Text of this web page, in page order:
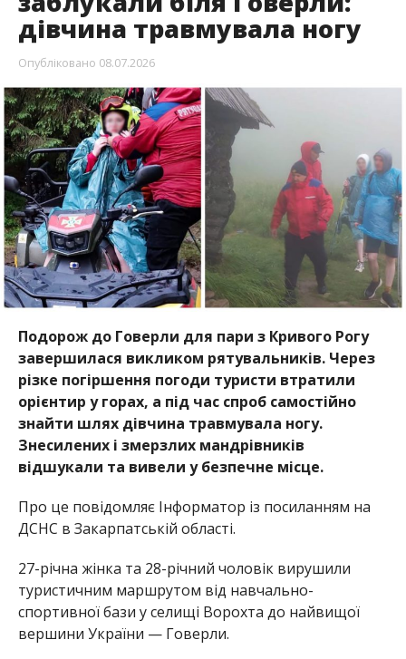
дівчина травмувала ногу
Опубліковано 08.07.2026
Подорож до Говерли для пари з Кривого Рогу
завершилася викликом рятувальників. Через
різке погіршення погоди туристи втратили
орієнтир у горах, а під час спроб самостійно
знайти шлях дівчина травмувала ногу.
Знесилених і змерзлих мандрівників
відшукали та вивели у безпечне місце.
Про це повідомляє Інформатор із посиланням на
ДСНС в Закарпатській області.
27-річна жінка та 28-річний чоловік вирушили
туристичним маршрутом від навчально-
спортивної бази у селищі Ворохта до найвищої
вершини України — Говерли.